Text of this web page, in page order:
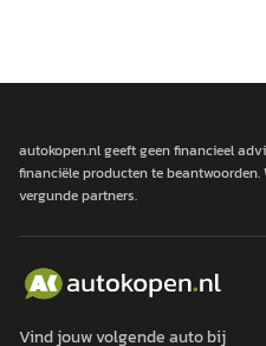
autokopen.nl geeft geen financieel
financiële producten te
vergunde partners.
Vind jouw volgende auto bij